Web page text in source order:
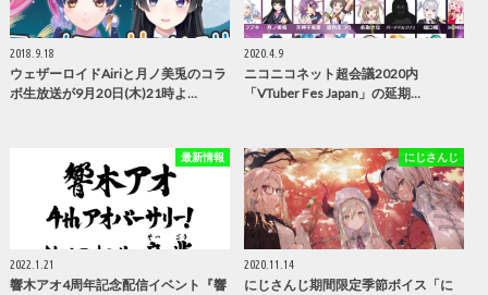
2018.9.18
ウェザーロイドAiriと月ノ美兎のコラ
ボ生放送が9月20日(木)21時よ…
2020.4.9
ニコニコネット超会議2020内
「VTuber Fes Japan」の延期…
最新情報
2022.1.21
響木アオ4周年記念配信イベント『響
にじさんじ
2020.11.14
にじさんじ期間限定季節ボイス「に